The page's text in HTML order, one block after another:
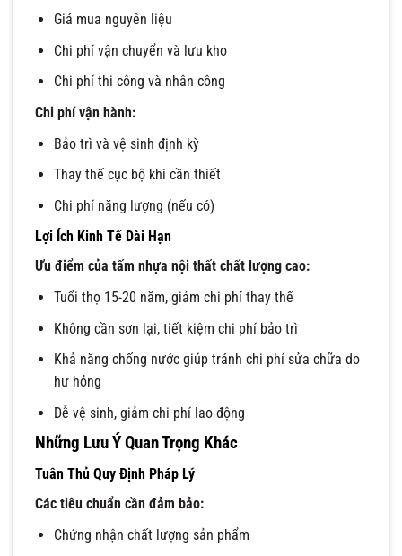
Giá mua nguyên liệu
Chi phí vận chuyển và lưu kho
Chi phí thi công và nhân công
Chi phí vận hành:
Bảo trì và vệ sinh định kỳ
Thay thế cục bộ khi cần thiết
Chi phí năng lượng (nếu có)
Lợi Ích Kinh Tế Dài Hạn
Ưu điểm của tấm nhựa nội thất chất lượng cao:
Tuổi thọ 15-20 năm, giảm chi phí thay thế
Không cần sơn lại, tiết kiệm chi phí bảo trì
Khả năng chống nước giúp tránh chi phí sửa chữa do
hư hỏng
Dễ vệ sinh, giảm chi phí lao động
Những Lưu Ý Quan Trọng Khác
Tuân Thủ Quy Định Pháp Lý
Các tiêu chuẩn cần đảm bảo:
Chứng nhận chất lượng sản phẩm